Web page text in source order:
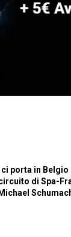
porta in
di Spa-